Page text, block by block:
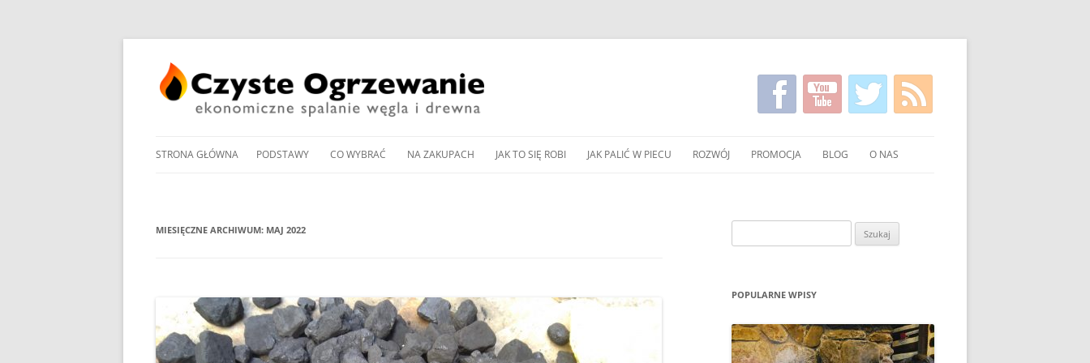
do
STRONA GŁÓWNA PODSTAWY
RODZAJE KOTŁÓW WĘGLOWYCH
MANDAT ZA PALENIE W PIECU –
CO WYBRAĆ
PROMIENNIKI PODCZERWIENI
W OGRZEWANIU MIESZKAŃ
POMPA CIEPŁA POWIETRZNA
NA ZAKUPACH
KOTŁÓW ZASYPOWYCH
NA WĘGIEL I DREWNO
JAK TO SIĘ ROBI
ENERGETYCZNA DOMU
CZYSZCZENIE KOMINA
JAK PALIĆ W PIECU ROZWÓJ
SPALANIE WĘGLA I DREWNA
PROMOCJA
POKAZY EKONOMICZNEGO
ULOTKI I PLAKATY
O PALENIU BEZ DYMU W MEDIACH
BLOG O NAS
MIESIĘCZNE ARCHIWUM: MAJ 2022
POPULARNE WPISY